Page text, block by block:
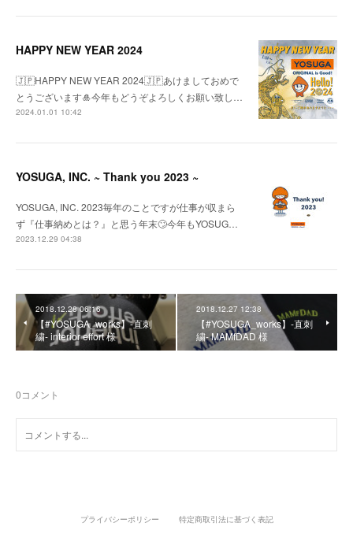
HAPPY NEW YEAR 2024
🇯🇵HAPPY NEW YEAR 2024🇯🇵あけましておめで
とうございます🎍今年もどうぞよろしくお願い致し…
2024.01.01 10:42
YOSUGA, INC. ~ Thank you 2023 ~
YOSUGA, INC. 2023毎年のことですが仕事が収まら
ず『仕事納めとは？』と思う年末🙄今年もYOSUG…
2023.12.29 04:38
2018.12.28 06:16
【#YOSUGA_works】-直刺
繍- interior effort 様
2018.12.27 12:38
【#YOSUGA_works】-直刺
繍- MAMfDAD 様
0コメント
プライバシーポリシー 特定商取引法に基づく表記